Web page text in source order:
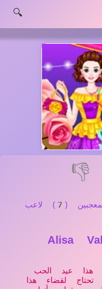
🔍
👎
(7) لاعب
Alisa
هذا عيد الحب
تحتاج لقضاء هذا